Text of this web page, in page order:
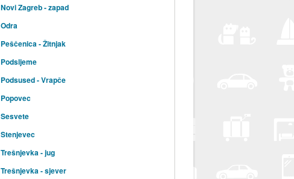
Novi Zagreb - zapad
Odra
Peščenica - Žitnjak
Podsljeme
Podsused - Vrapče
Popovec
Sesvete
Stenjevec
Trešnjevka - jug
Trešnjevka - sjever